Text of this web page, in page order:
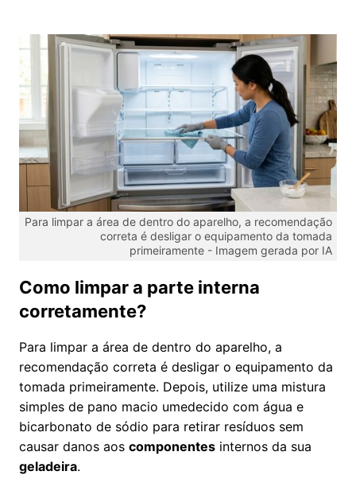
Para limpar a área de dentro do aparelho, a recomendação
correta é desligar o equipamento da tomada
primeiramente - Imagem gerada por IA
Como limpar a parte interna
corretamente?
Para limpar a área de dentro do aparelho, a
recomendação correta é desligar o equipamento da
tomada primeiramente. Depois, utilize uma mistura
simples de pano macio umedecido com água e
bicarbonato de sódio para retirar resíduos sem
causar danos aos componentes internos da sua
geladeira.